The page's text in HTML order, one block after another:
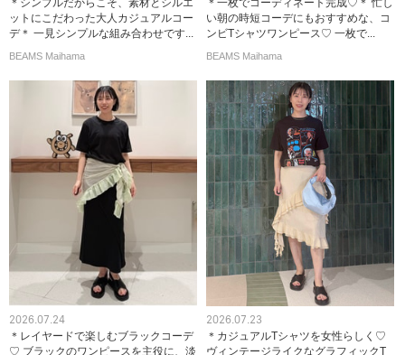
＊シンプルだからこそ、素材とシルエ
ットにこだわった大人カジュアルコー
デ＊ 一見シンプルな組み合わせです...
BEAMS Maihama
＊一枚でコーディネート完成♡＊ 忙し
い朝の時短コーデにもおすすめな、コ
ンビTシャツワンピース♡ 一枚で...
BEAMS Maihama
2026.07.24
＊レイヤードで楽しむブラックコーデ
♡ ブラックのワンピースを主役に、淡
2026.07.23
＊カジュアルTシャツを女性らしく♡
ヴィンテージライクなグラフィックT